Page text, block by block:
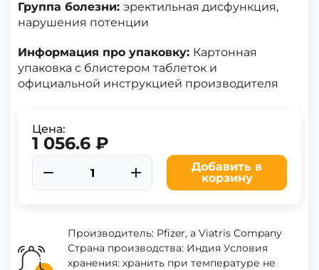
Группа болезни: эректильная дисфункция,
нарушения потенции
Информация про упаковку: Картонная
упаковка с блистером таблеток и
официальной инструкцией производителя
Цена:
1 056.6 ₽
Добавить в
корзину
Производитель: Pfizer, a Viatris Company
Страна производства: Индия Условия
хранения: хранить при температуре не